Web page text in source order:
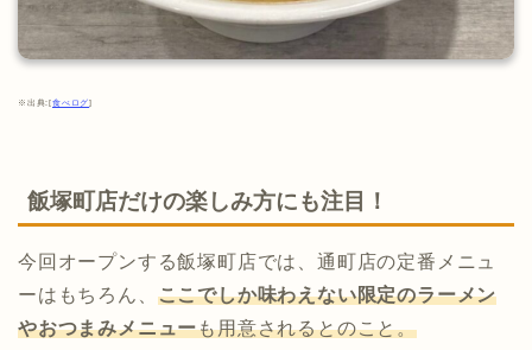
※出典:[食べログ]
飯塚町店だけの楽しみ方にも注目！
今回オープンする飯塚町店では、通町店の定番メニュ
ーはもちろん、 ここでしか味わえない限定のラーメン
やおつまみメニューも用意されるとのこと。